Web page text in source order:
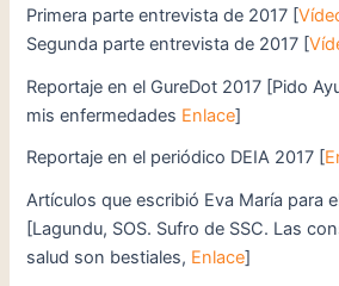
Primera parte entrevista de 2017 [
Segunda parte entrevista de 2017 [
Reportaje en el GureDot 2017 [Pido
mis enfermedades Enlace]
Reportaje en el periódico DEIA 2017 [
Artículos que escribió Eva María para
[Lagundu, SOS. Sufro de SSC. Las
salud son bestiales, Enlace]